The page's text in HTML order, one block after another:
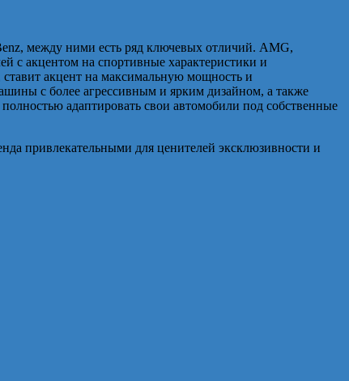
между ними есть ряд ключевых отличий. AMG,
с акцентом на спортивные характеристики и
акцент на максимальную мощность и
с более агрессивным и ярким дизайном, а также
адаптировать свои автомобили под собственные
привлекательными для ценителей эксклюзивности и